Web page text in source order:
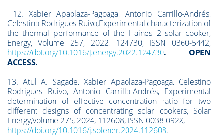
12. Xabier Apaolaza-Pagoaga, Antonio Carrillo-Andrés,
Celestino Rodrigues Ruivo,Experimental characterization of
the thermal performance of the Haines 2 solar cooker,
Energy, Volume 257, 2022, 124730, ISSN 0360-5442,
https://doi.org/10.1016/j.energy.2022.124730. OPEN
ACCESS.
13. Atul A. Sagade, Xabier Apaolaza-Pagoaga, Celestino
Rodrigues Ruivo, Antonio Carrillo-Andrés, Experimental
determination of effective concentration ratio for two
different designs of concentrating solar cookers, Solar
Energy,Volume 275, 2024, 112608, ISSN 0038-092X,
https://doi.org/10.1016/j.solener.2024.112608.